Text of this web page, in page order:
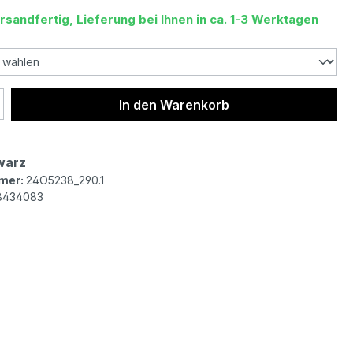
Lieferung bei Ihnen in ca. 1-3 Werktagen
Anzahl: Gib den gewünschten Wert
In den Warenkorb
24O5238_290.1